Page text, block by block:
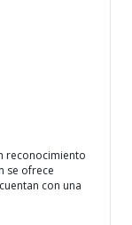
reconocimiento
se ofrece
con una